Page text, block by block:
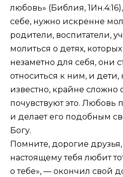
любовь» (Библия, 1Ин.4:16
себе, нужно искренне
родители, воспитатели,
молиться о детях,
незаметно для себя, они
относиться к ним, и дети,
известно, крайне сложно
почувствуют это. Любовь
и делает его подобным
Богу.
Помните, дорогие друзья,
настоящему тебя любит
о тебе», — окончил свой